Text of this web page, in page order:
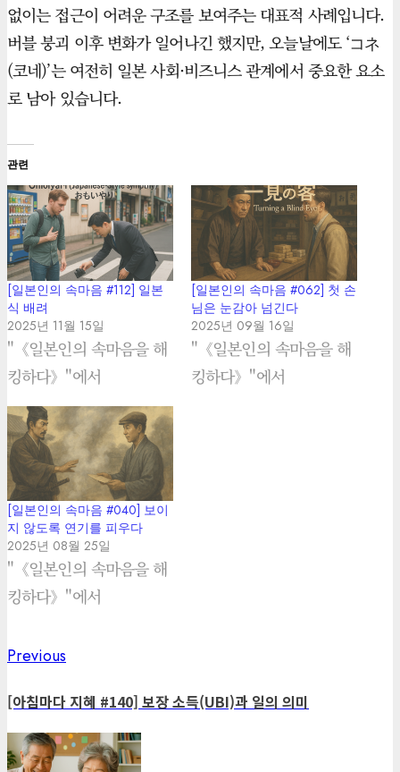
없이는 접근이 어려운 구조를 보여주는 대표적 사례입니다.
버블 붕괴 이후 변화가 일어나긴 했지만, 오늘날에도 ‘コネ
(코네)’는 여전히 일본 사회·비즈니스 관계에서 중요한 요소
로 남아 있습니다.
관련
[일본인의 속마음 #112] 일본
식 배려
2025년 11월 15일
"《일본인의 속마음을 해
킹하다》"에서
[일본인의 속마음 #062] 첫 손
님은 눈감아 넘긴다
2025년 09월 16일
"《일본인의 속마음을 해
킹하다》"에서
[일본인의 속마음 #040] 보이
지 않도록 연기를 피우다
2025년 08월 25일
"《일본인의 속마음을 해
킹하다》"에서
Post
navigation
Previous
[아침마다 지혜 #140] 보장 소득(UBI)과 일의 의미